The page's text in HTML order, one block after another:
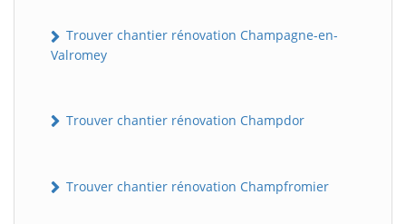
Trouver chantier rénovation Champagne-en-
Valromey
Trouver chantier rénovation Champdor
Trouver chantier rénovation Champfromier